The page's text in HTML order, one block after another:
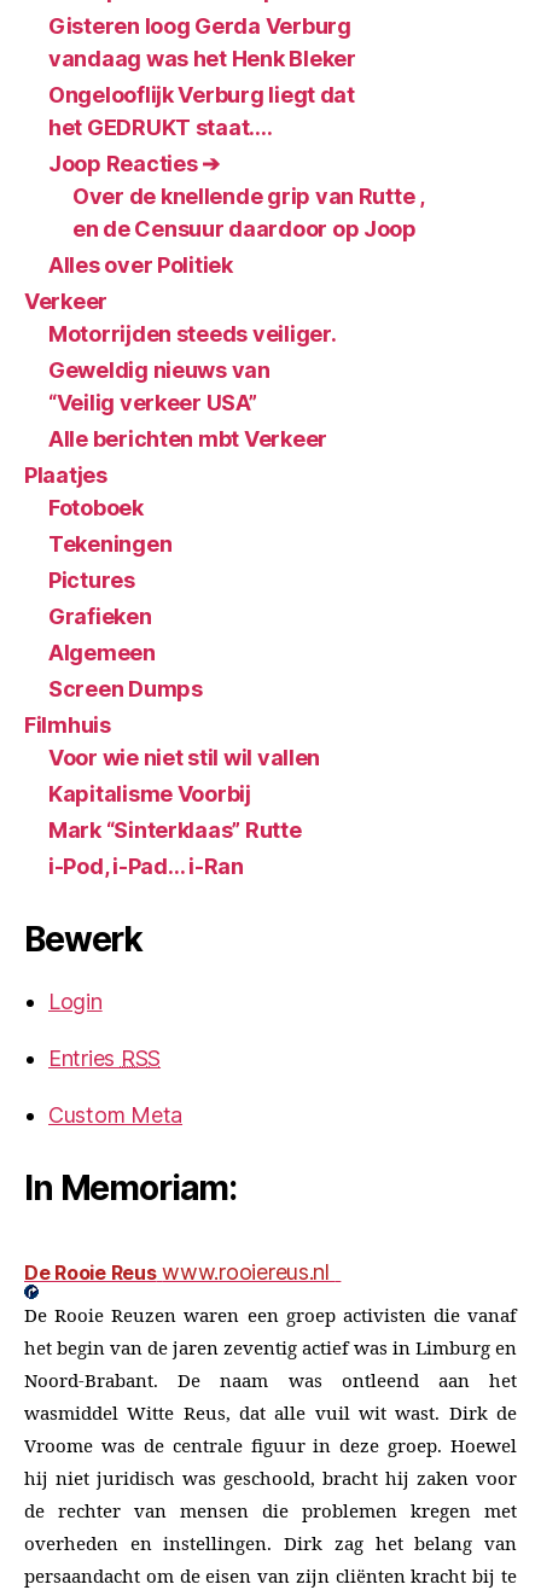
Gisteren loog Gerda Verburg
vandaag was het Henk Bleker
Ongelooflijk Verburg liegt dat
het GEDRUKT staat….
Joop Reacties ➔
Over de knellende grip van Rutte ,
en de Censuur daardoor op Joop
Alles over Politiek
Verkeer
Motorrijden steeds veiliger.
Geweldig nieuws van
“Veilig verkeer USA”
Alle berichten mbt Verkeer
Plaatjes
Fotoboek
Tekeningen
Pictures
Grafieken
Algemeen
Screen Dumps
Filmhuis
Voor wie niet stil wil vallen
Kapitalisme Voorbij
Mark “Sinterklaas” Rutte
i-Pod, i-Pad… i-Ran
Bewerk
Login
Entries RSS
Custom Meta
In Memoriam:
De Rooie Reus www.rooiereus.nl
De Rooie Reuzen waren een groep activisten die vanaf
het begin van de jaren zeventig actief was in Limburg en
Noord-Brabant. De naam was ontleend aan het
wasmiddel Witte Reus, dat alle vuil wit wast. Dirk de
Vroome was de centrale figuur in deze groep. Hoewel
hij niet juridisch was geschoold, bracht hij zaken voor
de rechter van mensen die problemen kregen met
overheden en instellingen. Dirk zag het belang van
persaandacht om de eisen van zijn cliënten kracht bij te